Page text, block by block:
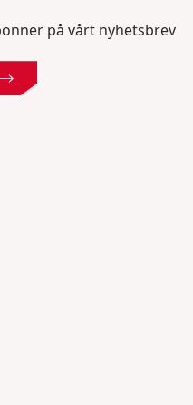
på vårt nyhetsbrev